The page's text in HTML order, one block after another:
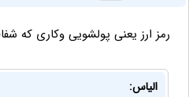
رمز ارز یعنی پولشویی وکاری که
الیاس: